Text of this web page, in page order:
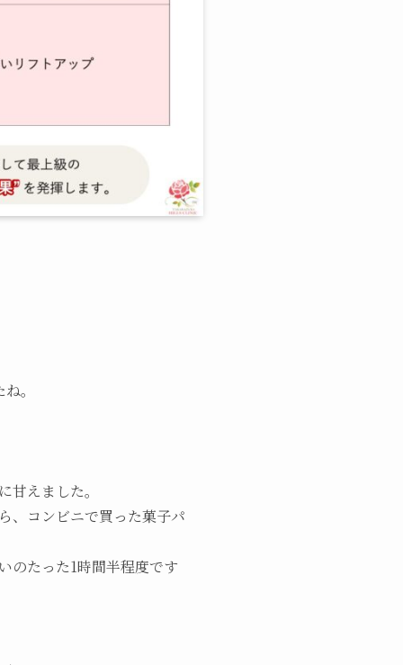
。
えました。
、コンビニで買った菓子パ
のたった1時間半程度です